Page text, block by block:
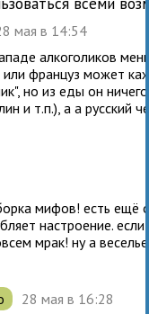
мая в 14:54
алкоголиков
или француз может
но из еды он
и т.п.), а а русский
мифов! есть ещё
настроение.
мрак! ну а
28 мая в 16:28